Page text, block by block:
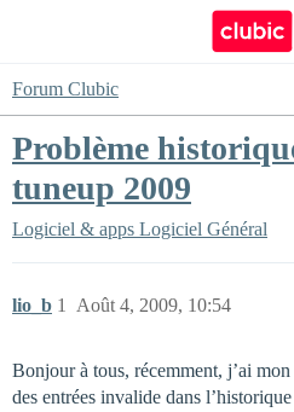
Forum Clubic
Problème
tuneup 2009
Logiciel & apps Logiciel Général
lio_b Août 4, 2009, 10:54
1
Bonjour à tous, récemment, j’ai
des entrées invalide dans